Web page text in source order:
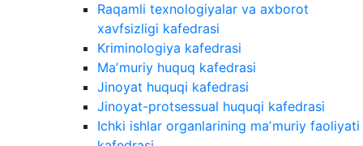
Raqamli texnologiyalar va axborot
xavfsizligi kafedrasi
Kriminologiya kafedrasi
Maʼmuriy huquq kafedrasi
Jinoyat huquqi kafedrasi
Jinoyat-protsessual huquqi kafedrasi
Ichki ishlar organlarining maʼmuriy faoliyati